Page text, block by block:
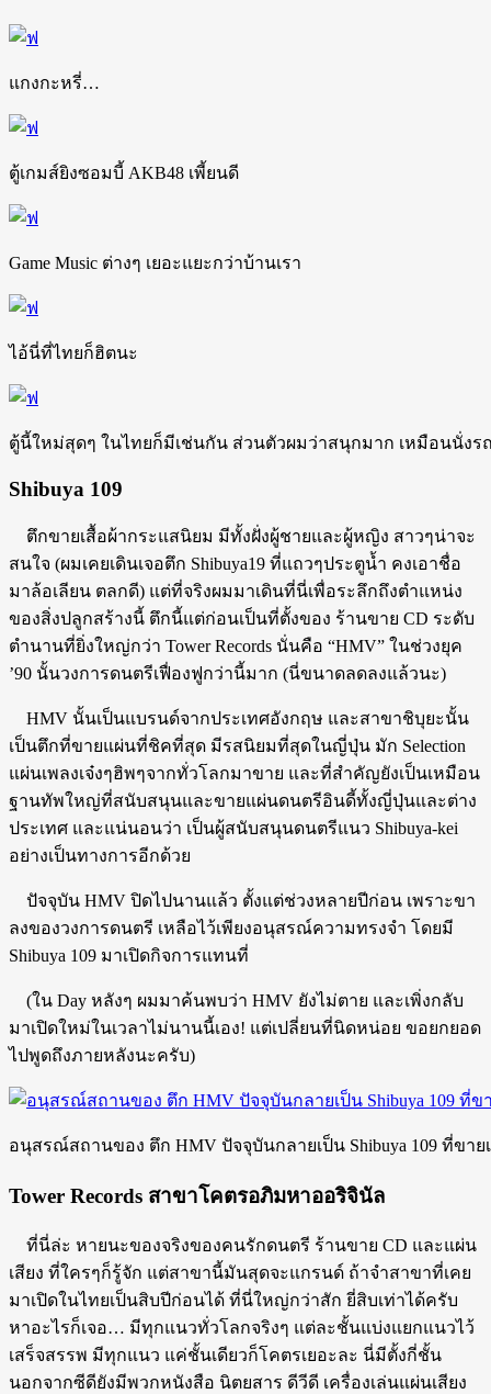
แกงกะหรี่…
ตู้เกมส์ยิงซอมบี้ AKB48 เพี้ยนดี
Game Music ต่างๆ เยอะแยะกว่าบ้านเรา
ไอ้นี่ที่ไทยก็ฮิตนะ
ตู้นี้ใหม่สุดๆ ในไทยก็มีเช่นกัน ส่วนตัวผมว่าสนุกมาก เหมือนนั่งร
Shibuya 109
ตึกขายเสื้อผ้ากระแสนิยม มีทั้งฝั่งผู้ชายและผู้หญิง สาวๆน่าจะ
สนใจ (ผมเคยเดินเจอตึก Shibuya19 ที่แถวๆประตูน้ำ คงเอาชื่อ
มาล้อเลียน ตลกดี) แต่ที่จริงผมมาเดินที่นี่เพื่อระลึกถึงตำแหน่ง
ของสิ่งปลูกสร้างนี้ ตึกนี้แต่ก่อนเป็นที่ตั้งของ ร้านขาย CD ระดับ
ตำนานที่ยิ่งใหญ่กว่า Tower Records นั่นคือ “HMV” ในช่วงยุค
’90 นั้นวงการดนตรีเฟื่องฟูกว่านี้มาก (นี่ขนาดลดลงแล้วนะ)
HMV นั้นเป็นแบรนด์จากประเทศอังกฤษ และสาขาชิบุยะนั้น
เป็นตึกที่ขายแผ่นที่ชิคที่สุด มีรสนิยมที่สุดในญี่ปุ่น มัก Selection
แผ่นเพลงเจ๋งๆฮิพๆจากทั่วโลกมาขาย และที่สำคัญยังเป็นเหมือน
ฐานทัพใหญ่ที่สนับสนุนและขายแผ่นดนตรีอินดี้ทั้งญี่ปุ่นและต่าง
ประเทศ และแน่นอนว่า เป็นผู้สนับสนุนดนตรีแนว Shibuya-kei
อย่างเป็นทางการอีกด้วย
ปัจจุบัน HMV ปิดไปนานแล้ว ตั้งแต่ช่วงหลายปีก่อน เพราะขา
ลงของวงการดนตรี เหลือไว้เพียงอนุสรณ์ความทรงจำ โดยมี
Shibuya 109 มาเปิดกิจการแทนที่
(ใน Day หลังๆ ผมมาค้นพบว่า HMV ยังไม่ตาย และเพิ่งกลับ
มาเปิดใหม่ในเวลาไม่นานนี้เอง! แต่เปลี่ยนที่นิดหน่อย ขอยกยอด
ไปพูดถึงภายหลังนะครับ)
อนุสรณ์สถานของ ตึก HMV ปัจจุบันกลายเป็น Shibuya 109 ที่ขาย
Tower Records สาขาโคตรอภิมหาออริจินัล
ที่นี่ล่ะ หายนะของจริงของคนรักดนตรี ร้านขาย CD และแผ่น
เสียง ที่ใครๆก็รู้จัก แต่สาขานี้มันสุดจะแกรนด์ ถ้าจำสาขาที่เคย
มาเปิดในไทยเป็นสิบปีก่อนได้ ที่นี่ใหญ่กว่าสัก ยี่สิบเท่าได้ครับ
หาอะไรก็เจอ… มีทุกแนวทั่วโลกจริงๆ แต่ละชั้นแบ่งแยกแนวไว้
เสร็จสรรพ มีทุกแนว แค่ชั้นเดียวก็โคตรเยอะละ นี่มีตั้งกี่ชั้น
นอกจากซีดียังมีพวกหนังสือ นิตยสาร ดีวีดี เครื่องเล่นแผ่นเสียง